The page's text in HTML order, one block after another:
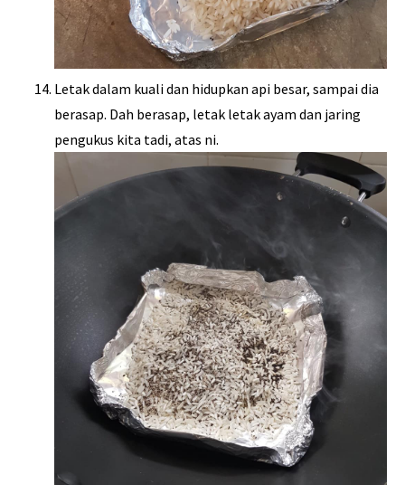
Letak dalam kuali dan hidupkan api besar, sampai dia
berasap. Dah berasap, letak letak ayam dan jaring
pengukus kita tadi, atas ni.